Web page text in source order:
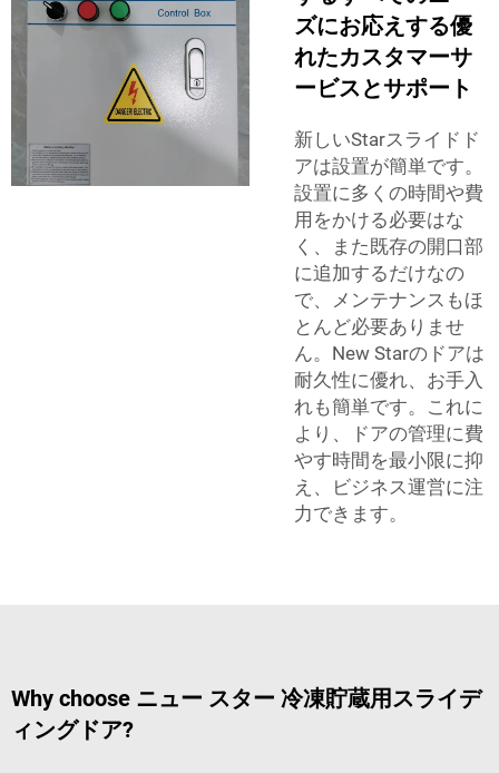
ズにお応えする優
れたカスタマーサ
ービスとサポート
新しいStarスライドド
アは設置が簡単です。
設置に多くの時間や費
用をかける必要はな
く、また既存の開口部
に追加するだけなの
で、メンテナンスもほ
とんど必要ありませ
ん。New Starのドアは
耐久性に優れ、お手入
れも簡単です。これに
より、ドアの管理に費
やす時間を最小限に抑
え、ビジネス運営に注
力できます。
Why choose ニュー スター 冷凍貯蔵用スライデ
ィングドア?